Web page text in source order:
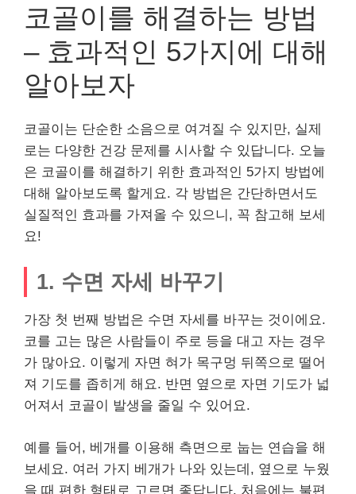
코골이를 해결하는 방법
– 효과적인 5가지에 대해
알아보자
코골이는 단순한 소음으로 여겨질 수 있지만, 실제
로는 다양한 건강 문제를 시사할 수 있답니다. 오늘
은 코골이를 해결하기 위한 효과적인 5가지 방법에
대해 알아보도록 할게요. 각 방법은 간단하면서도
실질적인 효과를 가져올 수 있으니, 꼭 참고해 보세
요!
1. 수면 자세 바꾸기
가장 첫 번째 방법은 수면 자세를 바꾸는 것이에요.
코를 고는 많은 사람들이 주로 등을 대고 자는 경우
가 많아요. 이렇게 자면 혀가 목구멍 뒤쪽으로 떨어
져 기도를 좁히게 해요. 반면 옆으로 자면 기도가 넓
어져서 코골이 발생을 줄일 수 있어요.
예를 들어, 베개를 이용해 측면으로 눕는 연습을 해
보세요. 여러 가지 베개가 나와 있는데, 옆으로 누웠
을 때 편한 형태로 고르면 좋답니다. 처음에는 불편